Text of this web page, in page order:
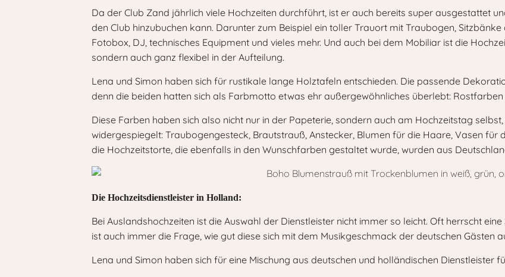
Da der Club Zand jährlich viele Hochzeiten durchführt, ist er auch bereits super ausgestattet
den Club hinzubuchen kann. Darunter zum Beispiel ein toller Trauort mit Traubogen,
Fotobox, DJ, technisches Equipment und vieles mehr. Und auch bei dem Mobiliar ist die
sondern auch ganz flexibel in der Aufteilung.
Lena und Simon haben sich für rustikale lange Holztafeln entschieden. Die passende
denn die beiden hatten sich als Farbmotto etwas ehr außergewöhnliches überlebt: Rostfarben
Diese Farben haben sich also nicht nur in der Papeterie, sondern auch am Hochzeitstag
widergespiegelt: Traubogengesteck, Brautstrauß, Anstecker, Blumen für die Haare, Vasen für
die Hochzeitstorte, die ebenfalls in den Wunschfarben gestaltet wurde, wurden aus
Die Hochzeitsdienstleister in Holland:
Bei Auslandshochzeiten ist die Auswahl der Dienstleister nicht immer so leicht. Oft herrscht
ist auch immer die Frage, wie gut diese sich mit dem Musikgeschmack der deutschen Gästen
Lena und Simon haben sich für eine Mischung aus deutschen und holländischen Dienstleister